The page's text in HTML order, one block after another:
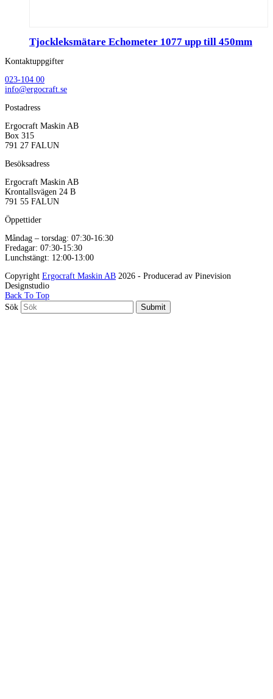
Tjockleksmätare Echometer 1077 upp till 450mm
Kontaktuppgifter
023-104 00
info@ergocraft.se
Postadress
Ergocraft Maskin AB
Box 315
791 27 FALUN
Besöksadress
Ergocraft Maskin AB
Krontallsvägen 24 B
791 55 FALUN
Öppettider
Måndag – torsdag: 07:30-16:30
Fredagar: 07:30-15:30
Lunchstängt: 12:00-13:00
Copyright Ergocraft Maskin AB 2026 - Producerad av Pinevision
Designstudio
Back To Top
Sök
Submit